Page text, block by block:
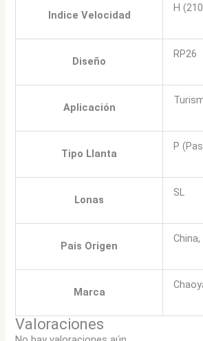
Indice Velocidad
H
Diseño
RP26
Aplicación
Tipo Llanta
P
Lonas
SL
Pais Origen
Marca
Valoraciones